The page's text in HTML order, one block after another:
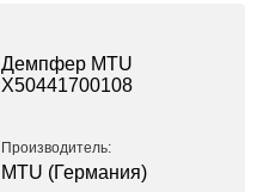
Демпфер MTU
X50441700108
Производитель:
MTU (Германия)